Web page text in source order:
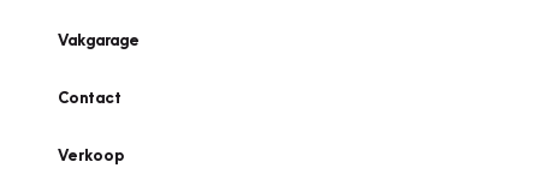
Vakgarage
Contact
Verkoop